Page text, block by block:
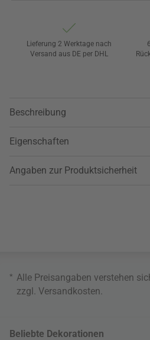
Lieferung 2 Werktage nach
Versand aus DE per DHL
Beschreibung
Eigenschaften
Angaben zur Produktsicherheit
* Alle Preisangaben verstehen
zzgl. Versandkosten
Beliebte Dekorationen